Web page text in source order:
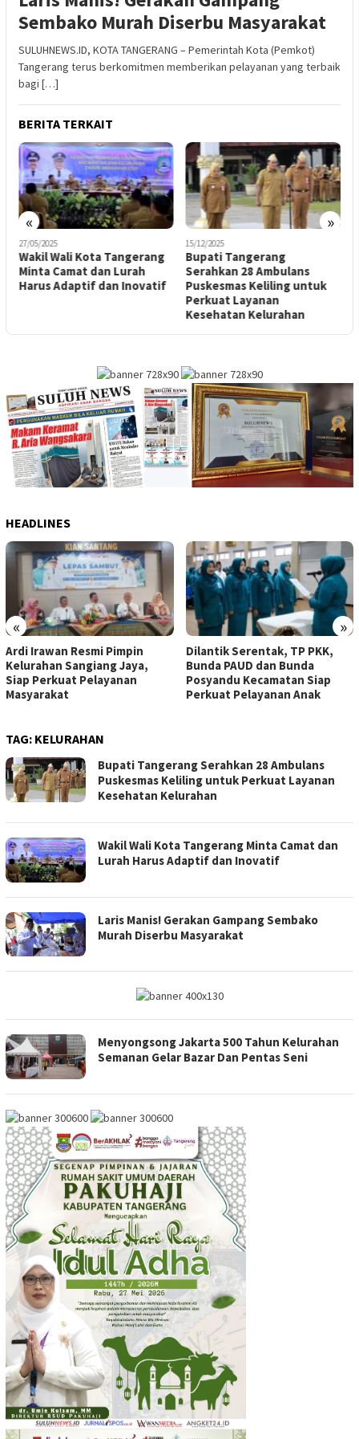
Sembako Murah Diserbu Masyarakat
SULUHNEWS.ID, KOTA TANGERANG – Pemerintah Kota (Pemkot)
Tangerang terus berkomitmen memberikan pelayanan yang terbaik
bagi […]
BERITA TERKAIT
« »
27/05/2025
Wakil Wali Kota Tangerang
Minta Camat dan Lurah
Harus Adaptif dan Inovatif
15/12/2025
Bupati Tangerang
Serahkan 28 Ambulans
Puskesmas Keliling untuk
Perkuat Layanan
Kesehatan Kelurahan
HEADLINES
« »
Ardi Irawan Resmi Pimpin
Kelurahan Sangiang Jaya,
Siap Perkuat Pelayanan
Masyarakat
Dilantik Serentak, TP PKK,
Bunda PAUD dan Bunda
Posyandu Kecamatan Siap
Perkuat Pelayanan Anak
TAG: KELURAHAN
Bupati Tangerang Serahkan 28 Ambulans
Puskesmas Keliling untuk Perkuat Layanan
Kesehatan Kelurahan
Wakil Wali Kota Tangerang Minta Camat dan
Lurah Harus Adaptif dan Inovatif
Laris Manis! Gerakan Gampang Sembako
Murah Diserbu Masyarakat
Menyongsong Jakarta 500 Tahun Kelurahan
Semanan Gelar Bazar Dan Pentas Seni